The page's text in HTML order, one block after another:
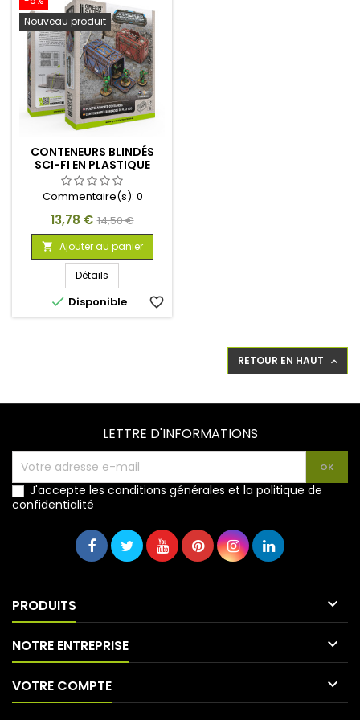
Nouveau produit
CONTENEURS BLINDÉS
SCI-FI EN PLASTIQUE
(PACK X2)
Commentaire(s): 0
Prix
13,78 € Prix
de
base
14,50 €
 Ajouter au panier
Détails
 Disponible favorite_border
RETOUR EN HAUT 
LETTRE D'INFORMATIONS
J'accepte les conditions générales et la politique de
confidentialité
PRODUITS 
NOTRE ENTREPRISE 
VOTRE COMPTE 